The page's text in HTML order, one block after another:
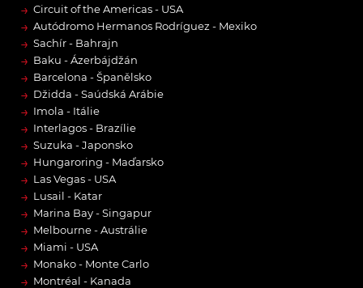
→ Circuit of the Americas - USA
→ Autódromo Hermanos Rodríguez - Mexiko
→ Sachír - Bahrajn
→ Baku - Ázerbájdžán
→ Barcelona - Španělsko
→ Džidda - Saúdská Arábie
→ Imola - Itálie
→ Interlagos - Brazílie
→ Suzuka - Japonsko
→ Hungaroring - Maďarsko
→ Las Vegas - USA
→ Lusail - Katar
→ Marina Bay - Singapur
→ Melbourne - Austrálie
→ Miami - USA
→ Monako - Monte Carlo
→ Montréal - Kanada